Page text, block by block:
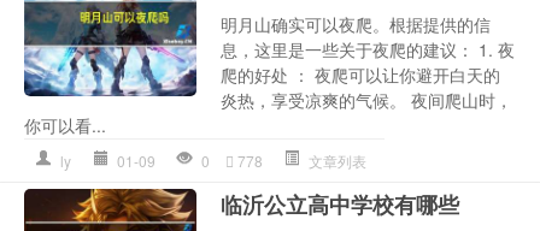
明月山确实可以夜爬。根据提供的信
息，这里是一些关于夜爬的建议： 1. 夜
爬的好处 ： 夜爬可以让你避开白天的
炎热，享受凉爽的气候。 夜间爬山时，
你可以看...
ly 01-09 0 778 文章列表
临沂公立高中学校有哪些